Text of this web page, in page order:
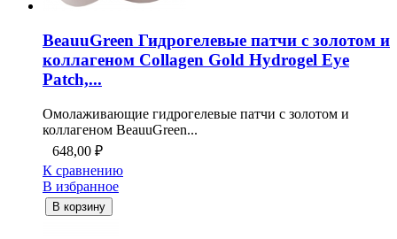
BeauuGreen Гидрогелевые патчи с золотом и
коллагеном Collagen Gold Hydrogel Eye
Patch,...
Омолаживающие гидрогелевые патчи с золотом и
коллагеном BeauuGreen...
648,00 ₽
К сравнению
В избранное
В корзину